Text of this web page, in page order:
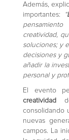
Además,
importantes: “
creatividad,
soluciones; y
decisiones y
añadir la
personal y
El evento
creatividad
consolidando
nuevas
campos. La